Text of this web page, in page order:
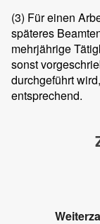
(3) Für einen
späteres
mehrjährige
sonst
durchgeführt
entsprechend.